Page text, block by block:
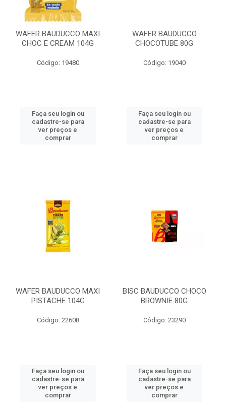
WAFER BAUDUCCO MAXI
CHOC E CREAM 104G
Código: 19480
Faça seu login ou
cadastre-se para
ver preços e
comprar
WAFER BAUDUCCO
CHOCOTUBE 80G
Código: 19040
Faça seu login ou
cadastre-se para
ver preços e
comprar
WAFER BAUDUCCO MAXI
PISTACHE 104G
Código: 22608
Faça seu login ou
cadastre-se para
ver preços e
comprar
BISC BAUDUCCO CHOCO
BROWNIE 80G
Código: 23290
Faça seu login ou
cadastre-se para
ver preços e
comprar